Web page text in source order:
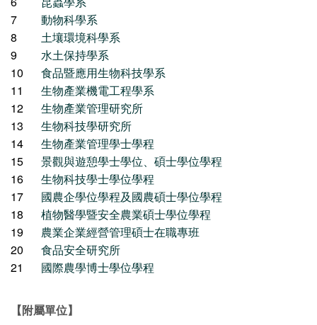
7
動物科學系
8
土壤環境科學系
9
水土保持學系
10
食品暨應用生物科技學系
11
生物產業機電工程學系
12
生物產業管理研究所
13
生物科技學研究所
14
生物產業管理學士學程
15
景觀與遊憩學士學位、碩士學位學程
16
生物科技學士學位學程
17
國農企學位學程及國農碩士學位學程
18
植物醫學暨安全農業碩士學位學程
19
農業企業經營管理碩士在職專班
20
食品安全研究所
21
國際農學博士學位學程
【附屬單位】